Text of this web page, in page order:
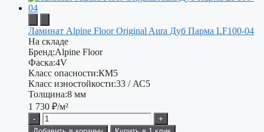
Ламинат Alpine Floor Original Aura Дуб Парма LF100-04
На складе
Бренд:Alpine Floor
Фаска:4V
Класс опасности:КМ5
Класс изностойкости:33 / АС5
Толщина:8 мм
1 730 ₽/м²
-
+